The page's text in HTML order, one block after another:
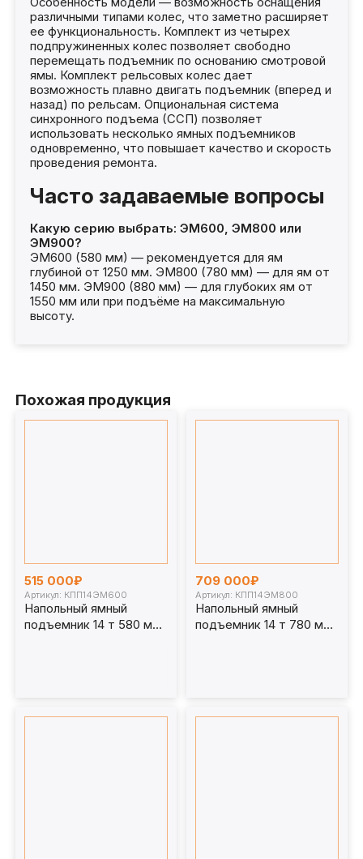
различными типами колес, что заметно расширяет
ее функциональность. Комплект из четырех
подпружиненных колес позволяет свободно
перемещать подъемник по основанию смотровой
ямы. Комплект рельсовых колес дает
возможность плавно двигать подъемник (вперед и
назад) по рельсам. Опциональная система
синхронного подъема (ССП) позволяет
использовать несколько ямных подъемников
одновременно, что повышает качество и скорость
проведения ремонта.
Часто задаваемые вопросы
Какую серию выбрать: ЭМ600, ЭМ800 или
ЭМ900?
ЭМ600 (580 мм) — рекомендуется для ям
глубиной от 1250 мм. ЭМ800 (780 мм) — для ям от
1450 мм. ЭМ900 (880 мм) — для глубоких ям от
1550 мм или при подъёме на максимальную
высоту.
Похожая продукция
515 000₽
Артикул: КПП14ЭМ600
Напольный ямный
подъемник 14 т 580 мм
709 000₽
Артикул: КПП14ЭМ800
Напольный ямный
подъемник 14 т 780 мм